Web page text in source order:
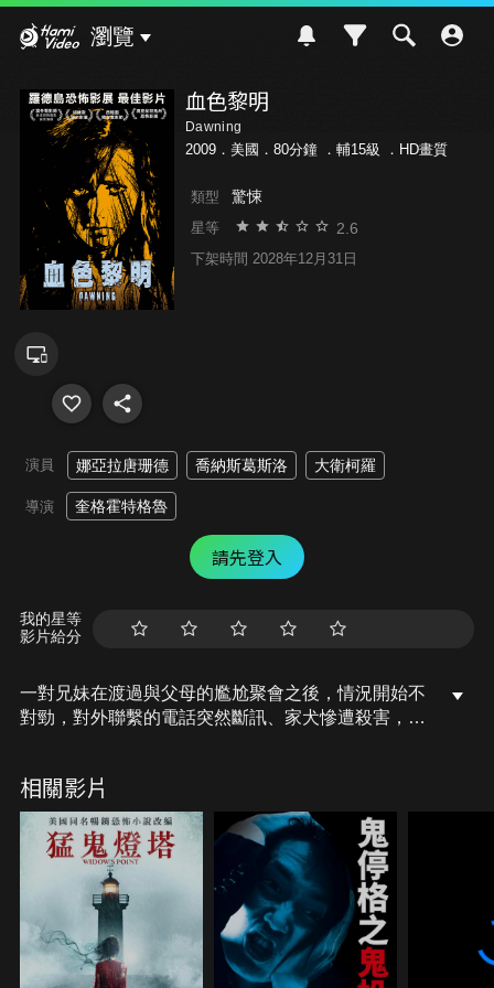
瀏覽
血色黎明
Dawning
2009．美國．80分鐘 ． 輔15級 ．HD畫質
類型 驚悚
星等 2.6
下架時間 2028年12月31日
演員 娜亞拉唐珊德 喬納斯葛斯洛 大衛柯羅
導演 奎格霍特格魯
請先登入
我的星等
影片給分
一對兄妹在渡過與父母的尷尬聚會之後，情況開始不
對勁，對外聯繫的電話突然斷訊、家犬慘遭殺害，並
救大家的同時，逃走和相信將成為死亡降臨前的恐怖
二選一！
相關影片